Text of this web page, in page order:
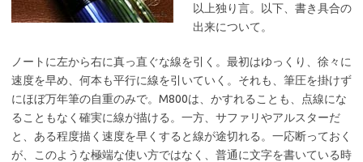
以上独り言。以下、書き具合の
出来について。
ノートに左から右に真っ直ぐな線を引く。最初はゆっくり、徐々に
速度を早め、何本も平行に線を引いていく。それも、筆圧を掛けず
にほぼ万年筆の自重のみで。M800は、かすれることも、点線にな
ることもなく確実に線が描ける。一方、サファリやアルスターだ
と、ある程度描く速度を早くすると線が途切れる。一応断っておく
が、このような極端な使い方ではなく、普通に文字を書いている時